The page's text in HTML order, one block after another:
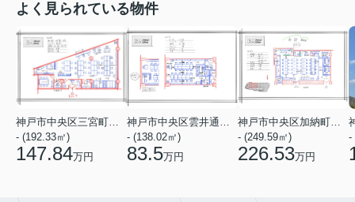
よく見られている物件
神戸市中央区三宮町１丁目
- (192.33㎡)
147.84万円
神戸市中央区雲井通７丁目
- (138.02㎡)
83.5万円
神戸市中央区加納町４丁目
- (249.59㎡)
226.53万円
-